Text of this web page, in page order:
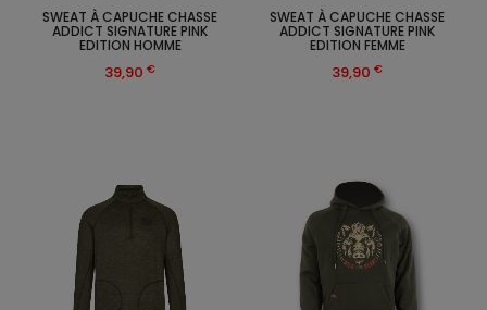
SWEAT À CAPUCHE CHASSE
ADDICT SIGNATURE PINK
EDITION HOMME
39,90 €
SWEAT À CAPUCHE CHASSE
ADDICT SIGNATURE PINK
EDITION FEMME
39,90 €